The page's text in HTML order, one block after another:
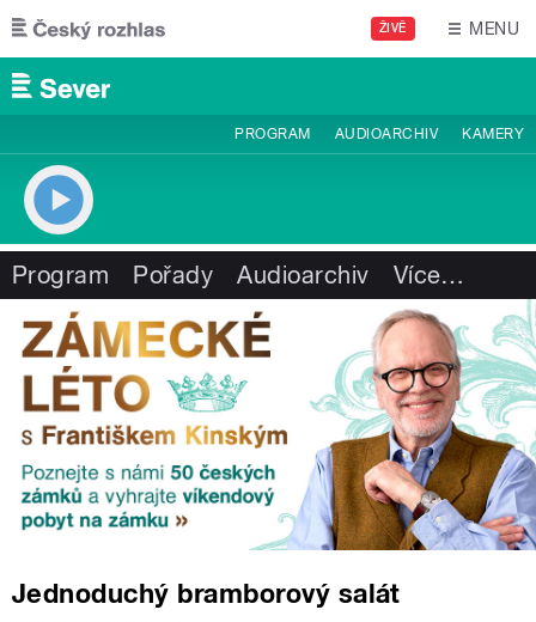
Přejít k hlavnímu obsahu
ŽIVĚ MENU
PROGRAM AUDIOARCHIV KAMERY
Program Pořady Audioarchiv Více…
Jednoduchý bramborový salát